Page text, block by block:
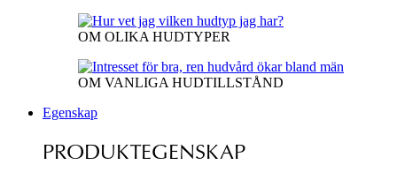
OM OLIKA HUDTYPER
OM VANLIGA HUDTILLSTÅND
Egenskap
PRODUKTEGENSKAP